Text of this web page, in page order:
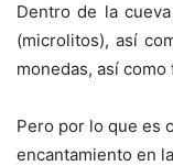
Dentro de la
(microlitos), así
monedas, así
Pero por lo que es
encantamiento en